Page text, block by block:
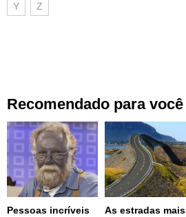
Y Z
Recomendado para você
Pessoas incríveis
As estradas mais